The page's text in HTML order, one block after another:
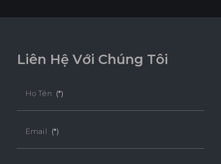
Liên Hệ Với Chúng Tôi
Họ Tên (*)
Email (*)